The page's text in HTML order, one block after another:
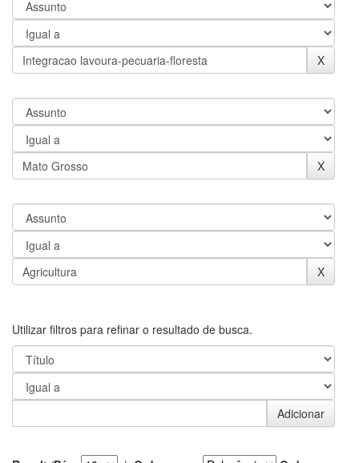
Utilizar filtros para refinar o resultado de busca.